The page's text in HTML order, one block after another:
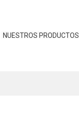
NUESTROS PRODUCTOS